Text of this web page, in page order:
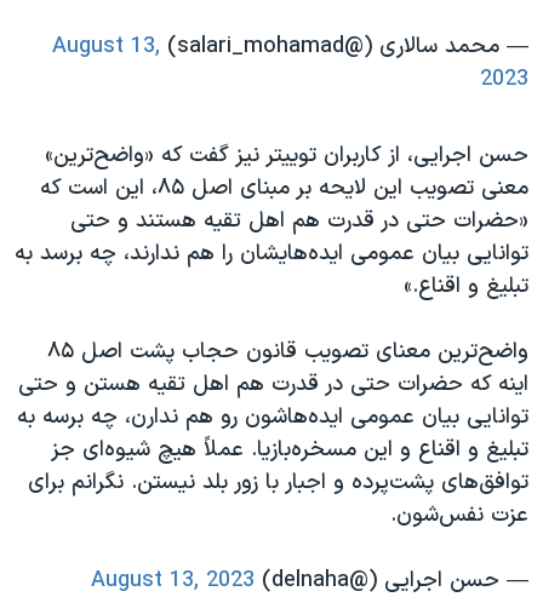
— محمد سالاری (@salari_mohamad)
August 13,
2023
حسن اجرایی، از کاربران توییتر نیز گفت که «واضح‌ترین»
معنی تصویب این لایحه بر مبنای اصل ۸۵، این است که
«حضرات حتی در قدرت هم اهل تقیه هستند و حتی
توانایی بیان عمومی ایده‌هایشان را هم ندارند، چه برسد به
تبلیغ و اقناع.»
واضح‌ترین معنای تصویب قانون حجاب پشت اصل ۸۵
اینه که حضرات حتی در قدرت هم اهل تقیه هستن و حتی
توانایی بیان عمومی ایده‌هاشون رو هم ندارن، چه برسه به
تبلیغ و اقناع و این مسخره‌بازیا. عملاً هیچ شیوه‌ای جز
توافق‌های پشت‌پرده و اجبار با زور بلد نیستن. نگرانم برای
عزت نفس‌شون.
— حسن اجرایی (@delnaha)
August 13, 2023